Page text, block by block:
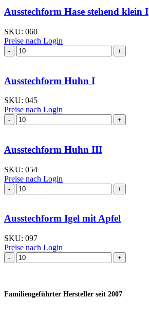
Ausstechform Hase stehend klein I
SKU: 060
Preise nach Login
Ausstechform Hase
stehend
Menge
Ausstechform Huhn I
SKU: 045
Preise nach Login
Ausstechform Huhn
I
Ausstechform Huhn III
SKU: 054
Preise nach Login
Ausstechform Huhn
III
Ausstechform Igel mit Apfel
SKU: 097
Preise nach Login
Ausstechform Igel
mit
Familiengeführter Hersteller seit 2007